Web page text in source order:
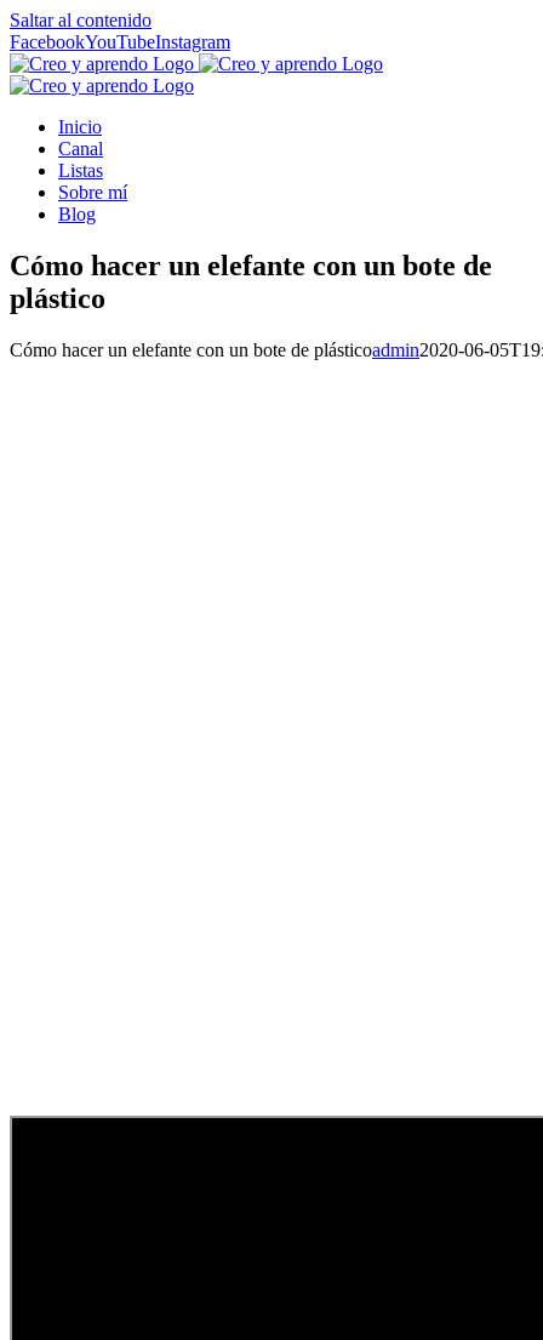
Saltar al contenido
FacebookYouTubeInstagram
Inicio
Canal
Listas
Sobre mí
Blog
Cómo hacer un elefante con un bote de
plástico
Cómo hacer un elefante con un bote de plásticoadmin2020-06-